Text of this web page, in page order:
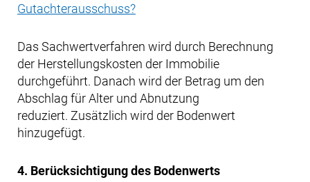
Gutachterausschuss?
Das Sachwertverfahren wird durch Berechnung
der Herstellungskosten der Immobilie
durchgeführt. Danach wird der Betrag um den
Abschlag für Alter und Abnutzung
reduziert. Zusätzlich wird der Bodenwert
hinzugefügt.
4. Berücksichtigung des Bodenwerts